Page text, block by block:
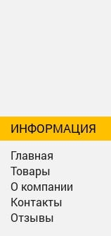
ИНФОРМАЦИЯ
Главная
Товары
О компании
Контакты
Отзывы